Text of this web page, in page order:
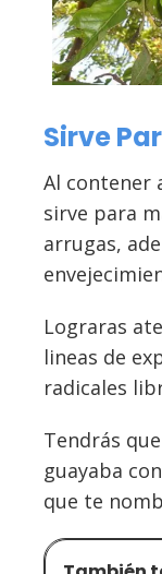
Sirve
Al contener
sirve para
arrugas,
Lograras
lineas de
radicales
Tendrás
guayaba
que te